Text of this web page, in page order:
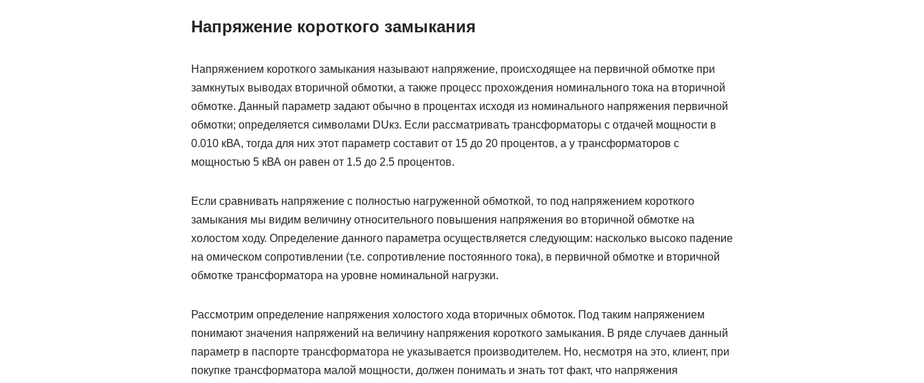
Напряжение короткого замыкания
Напряжением короткого замыкания называют напряжение, происходящее на первичной обмотке при
замкнутых выводах вторичной обмотки, а также процесс прохождения номинального тока на вторичной
обмотке. Данный параметр задают обычно в процентах исходя из номинального напряжения первичной
обмотки; определяется символами DUкз. Если рассматривать трансформаторы с отдачей мощности в
0.010 кВА, тогда для них этот параметр составит от 15 до 20 процентов, а у трансформаторов с
мощностью 5 кВА он равен от 1.5 до 2.5 процентов.
Если сравнивать напряжение с полностью нагруженной обмоткой, то под напряжением короткого
замыкания мы видим величину относительного повышения напряжения во вторичной обмотке на
холостом ходу. Определение данного параметра осуществляется следующим: насколько высоко падение
на омическом сопротивлении (т.е. сопротивление постоянного тока), в первичной обмотке и вторичной
обмотке трансформатора на уровне номинальной нагрузки.
Рассмотрим определение напряжения холостого хода вторичных обмоток. Под таким напряжением
понимают значения напряжений на величину напряжения короткого замыкания. В ряде случаев данный
параметр в паспорте трансформатора не указывается производителем. Но, несмотря на это, клиент, при
покупке трансформатора малой мощности, должен понимать и знать тот факт, что напряжения